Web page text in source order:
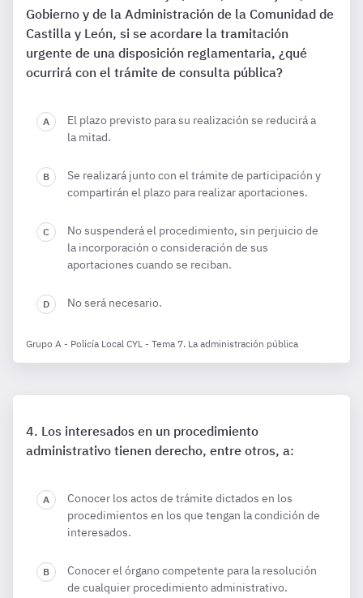
Gobierno y de la Administración de la Comunidad de
Castilla y León, si se acordare la tramitación
urgente de una disposición reglamentaria, ¿qué
ocurrirá con el trámite de consulta pública?
El plazo previsto para su realización se reducirá a
la mitad.
Se realizará junto con el trámite de participación y
compartirán el plazo para realizar aportaciones.
No suspenderá el procedimiento, sin perjuicio de
la incorporación o consideración de sus
aportaciones cuando se reciban.
No será necesario.
Grupo A - Policía Local CYL - Tema 7. La administración pública
Los interesados en un procedimiento
administrativo tienen derecho, entre otros, a:
Conocer los actos de trámite dictados en los
procedimientos en los que tengan la condición de
interesados.
Conocer el órgano competente para la resolución
de cualquier procedimiento administrativo.